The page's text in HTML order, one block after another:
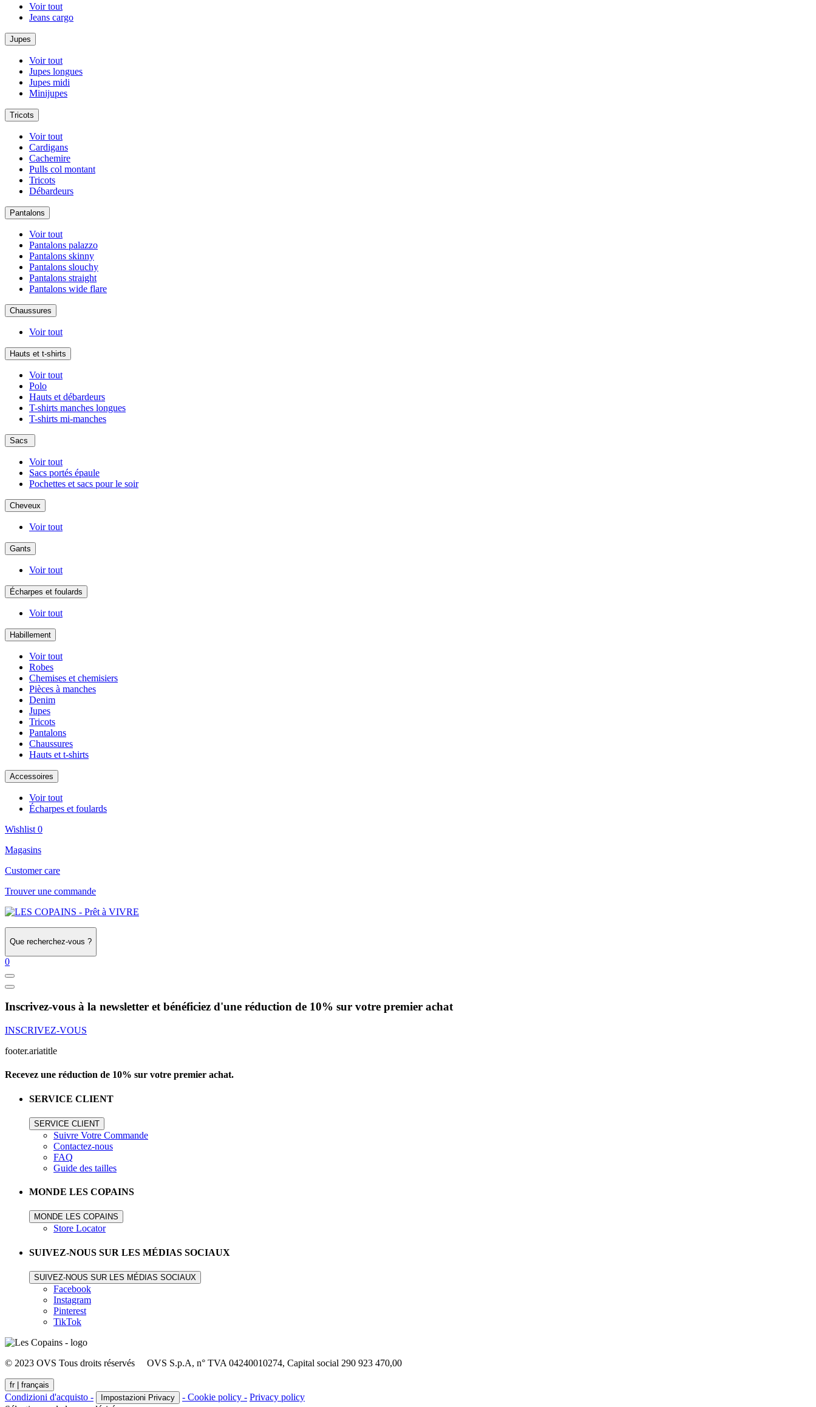
Voir tout
Jeans cargo
Jupes
Voir tout
Jupes longues
Jupes midi
Minijupes
Tricots
Voir tout
Cardigans
Cachemire
Pulls col montant
Tricots
Débardeurs
Pantalons
Voir tout
Pantalons palazzo
Pantalons skinny
Pantalons slouchy
Pantalons straight
Pantalons wide flare
Chaussures
Voir tout
Hauts et t-shirts
Voir tout
Polo
Hauts et débardeurs
T-shirts manches longues
T-shirts mi-manches
Sacs
Voir tout
Sacs portés épaule
Pochettes et sacs pour le soir
Cheveux
Voir tout
Gants
Voir tout
Écharpes et foulards
Voir tout
Habillement
Voir tout
Robes
Chemises et chemisiers
Pièces à manches
Denim
Jupes
Tricots
Pantalons
Chaussures
Hauts et t-shirts
Accessoires
Voir tout
Écharpes et foulards
Wishlist 0
Magasins
Customer care
Trouver une commande
Que recherchez-vous ?
0
Inscrivez-vous à la newsletter et bénéficiez d'une réduction de 10% sur votre premier achat
INSCRIVEZ-VOUS
footer.ariatitle
Recevez une réduction de 10% sur votre premier achat.
SERVICE CLIENT
SERVICE CLIENT
Suivre Votre Commande
Contactez-nous
FAQ
Guide des tailles
MONDE LES COPAINS
MONDE LES COPAINS
Store Locator
SUIVEZ-NOUS SUR LES MÉDIAS SOCIAUX
SUIVEZ-NOUS SUR LES MÉDIAS SOCIAUX
Facebook
Instagram
Pinterest
TikTok
© 2023 OVS Tous droits réservés OVS S.p.A, n° TVA 04240010274, Capital social 290 923 470,00
fr | français
Condizioni d'acquisto - Impostazioni Privacy - Cookie policy - Privacy policy